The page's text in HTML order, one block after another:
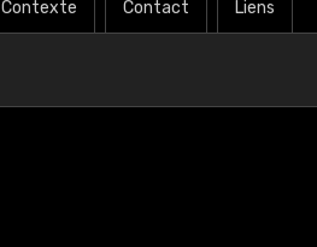
Contexte Contact Liens